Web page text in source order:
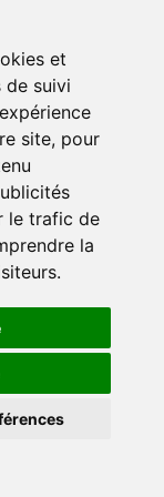
et
de suivi
site, pour
le trafic de
la